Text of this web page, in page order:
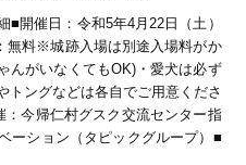
開催日：令和5年4月22日（土）
料※城跡入場は別途入場料がか
んがいなくてもOK)・愛犬は必ず
トングなどは各自でご用意くださ
今帰仁村グスク交流センター指
ーション（タピックグループ）■